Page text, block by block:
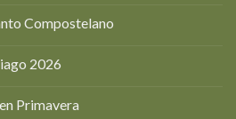
Compostelano
2026
Primavera